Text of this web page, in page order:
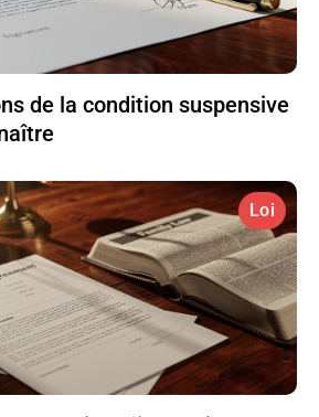
de la condition suspensive
Loi